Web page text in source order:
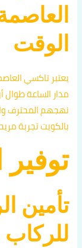
الوقت
يعتبر تاكسي
مدار الساعة طوال
نهجهم المحترف
بالكويت تجربة
توفير
تأمين